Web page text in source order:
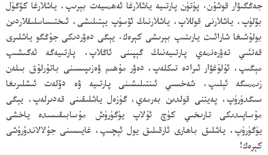
جەڭگىۋار قوشۇن. پۈتۈن پارتىيە ياشلارغا ئەھمىيەت بېرىپ، ياشلارغا كۆڭۈل
بۆلۈپ، ياشلارنى قوللاپ، ياشلارنىڭ ئۆسۈپ يېتىلىشى، ئىختىساسلىقلاردىن
بولۇشىغا شارائىت يارىتىپ بېرىشى كېرەك. يېڭى دەۋردىكى جۇڭگو ياشلىرى
قەتئىي تەۋرەنمەي پارتىيەنىڭ گېپىنى ئاڭلاپ، پارتىيەگە ئەگىشىپ
مېڭىپ، ئۇلۇغۋار ئىرادە تىكلەپ، دەۋر مۇھىم ۋەزىپىسىنى باتۇرلۇق بىلەن
زىممىگە ئېلىپ، شەخسىي ئىنتىلىشىنى پارتىيە ۋە دۆلەت ئىشلىرىغا
سىڭدۈرۈپ، پەيتنى قولدىن بەرمەي، گۈزەل ياشلىقىنى قەدىرلەپ، يېڭى
مۇساپىدىكى تارىخىي كۈچ ئۇلاپ يۈگۈرۈش مۇسابىقىسىدە ياخشى
يۈگۈرۈپ، ياشلىق باھارى ئارقىلىق يول ئېچىپ، غايىسىنى جۇلالاندۇرۇشى
كېرەك!